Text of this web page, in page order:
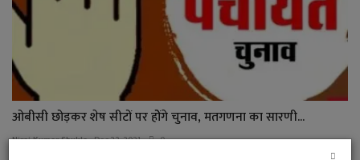
ओबीसी छोड़कर शेष सीटों पर होेंगे चुनाव, मतगणना का सारणी...
Niraj Kumar Shukla Dec 22, 2021 0